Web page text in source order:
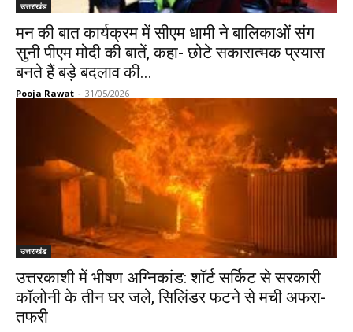
उत्तराखंड
मन की बात कार्यक्रम में सीएम धामी ने बालिकाओं संग
सुनी पीएम मोदी की बातें, कहा- छोटे सकारात्मक प्रयास
बनते हैं बड़े बदलाव की...
Pooja Rawat - 31/05/2026
उत्तराखंड
उत्तरकाशी में भीषण अग्निकांड: शॉर्ट सर्किट से सरकारी
कॉलोनी के तीन घर जले, सिलिंडर फटने से मची अफरा-
तफरी